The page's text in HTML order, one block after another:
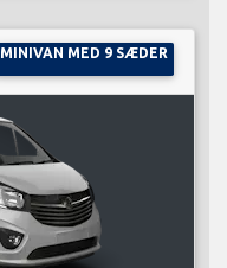
MINIVAN MED 9 SÆDER